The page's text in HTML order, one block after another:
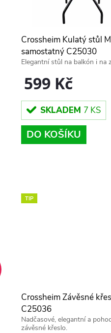
Crossheim Kulatý stůl
samostatný C25030
599 Kč
SKLADEM 7 KS
DO KOŠÍKU
Elegantní stůl na balkón i na
TIP
Crossheim Závěsné
C25036
Nadčasové, elegantní a
závěsné křeslo.